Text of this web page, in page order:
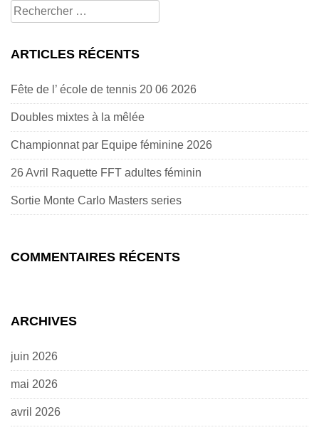
Rechercher
pour:
ARTICLES RÉCENTS
Fête de l’ école de tennis 20 06 2026
Doubles mixtes à la mêlée
Championnat par Equipe féminine 2026
26 Avril Raquette FFT adultes féminin
Sortie Monte Carlo Masters series
COMMENTAIRES RÉCENTS
ARCHIVES
juin 2026
mai 2026
avril 2026